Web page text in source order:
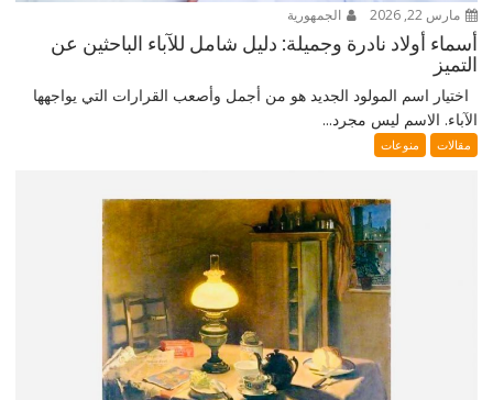
مارس 22, 2026 الجمهورية
أسماء أولاد نادرة وجميلة: دليل شامل للآباء الباحثين عن
التميز
اختيار اسم المولود الجديد هو من أجمل وأصعب القرارات التي يواجهها
الآباء. الاسم ليس مجرد...
مقالات منوعات